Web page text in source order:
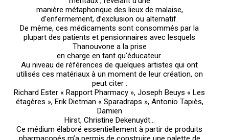
manière métaphorique des lieux de malaise,
d’enfermement, d’exclusion ou alternatif.
De même, ces médicaments sont consommés par la
plupart des patients et pensionnaires avec lesquels
Thanouvone a la prise
en charge en tant qu’éducateur.
Au niveau de références de quelques artistes qui ont
utilisés ces matériaux à un moment de leur création, on
peut citer :
Richard Ester « Rapport Pharmacy », Joseph Beuys « Les
étagères », Erik Dietman « Sparadraps », Antonio Tapiès,
Damien
Hirst, Christine Dekenuydt…
Ce médium élaboré essentiellement à partir de produits